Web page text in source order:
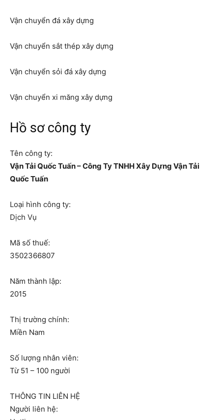
Vận chuyển đá xây dựng
Vận chuyển sắt thép xây dựng
Vận chuyển sỏi đá xây dựng
Vận chuyển xi măng xây dựng
Hồ sơ công ty
Tên công ty:
Vận Tải Quốc Tuấn – Công Ty TNHH Xây Dựng Vận Tải
Quốc Tuấn
Loại hình công ty:
Dịch Vụ
Mã số thuế:
3502366807
Năm thành lập:
2015
Thị trường chính:
Miền Nam
Số lượng nhân viên:
Từ 51 – 100 người
THÔNG TIN LIÊN HỆ
Người liên hệ: